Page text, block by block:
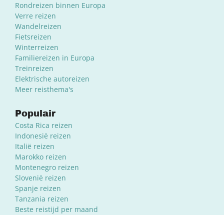
Rondreizen binnen Europa
Verre reizen
Wandelreizen
Fietsreizen
Winterreizen
Familiereizen in Europa
Treinreizen
Elektrische autoreizen
Meer reisthema's
Populair
Costa Rica reizen
Indonesië reizen
Italië reizen
Marokko reizen
Montenegro reizen
Slovenië reizen
Spanje reizen
Tanzania reizen
Beste reistijd per maand